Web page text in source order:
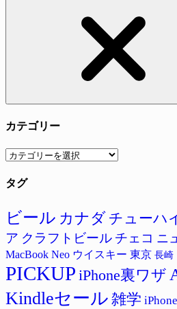
カテゴリー
カ
ゴ
ー
タグ
ビール カナダ チューハ
ア クラフトビール チェコ ニ
MacBook Neo ウイスキー 東京 長崎
PICKUP iPhone裏ワザ
Kindleセール 雑学